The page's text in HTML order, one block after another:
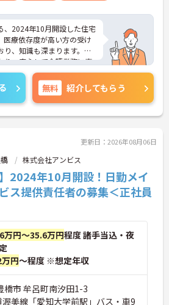
、2024年10月開設した住宅
医療依存度が高い方の受け
り、知識も深まります。看
り、安心して介護業務に専
細の情報や面接のポイン
気軽にお問い合わせくださ
無料 紹介してもらう
更新日：2026年08月06日
株式会社アンビス
2024年10月開設！日勤メイ
ス提供責任者の募集＜正社員
万円～35.6万円程度 諸手当込・夜
円～程度 ※想定年収
橋市 牟呂町南汐田1-3
渥美線「愛知大学前駅」バス・車9